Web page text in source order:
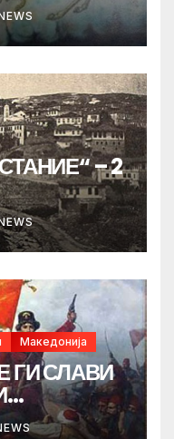
– 2
Македонија
ГИ СЛАВИ